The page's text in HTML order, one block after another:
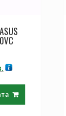
Текущата
57.64 лв..